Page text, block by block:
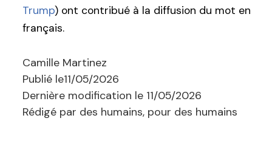
Trump) ont contribué à la diffusion du mot en
français.
Camille Martinez
Publié le11/05/2026
Dernière modification le 11/05/2026
Rédigé par des humains, pour des humains